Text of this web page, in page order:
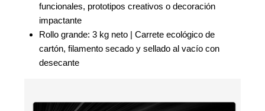
funcionales, prototipos creativos o decoración
impactante
Rollo grande: 3 kg neto | Carrete ecológico de
cartón, filamento secado y sellado al vacío con
desecante